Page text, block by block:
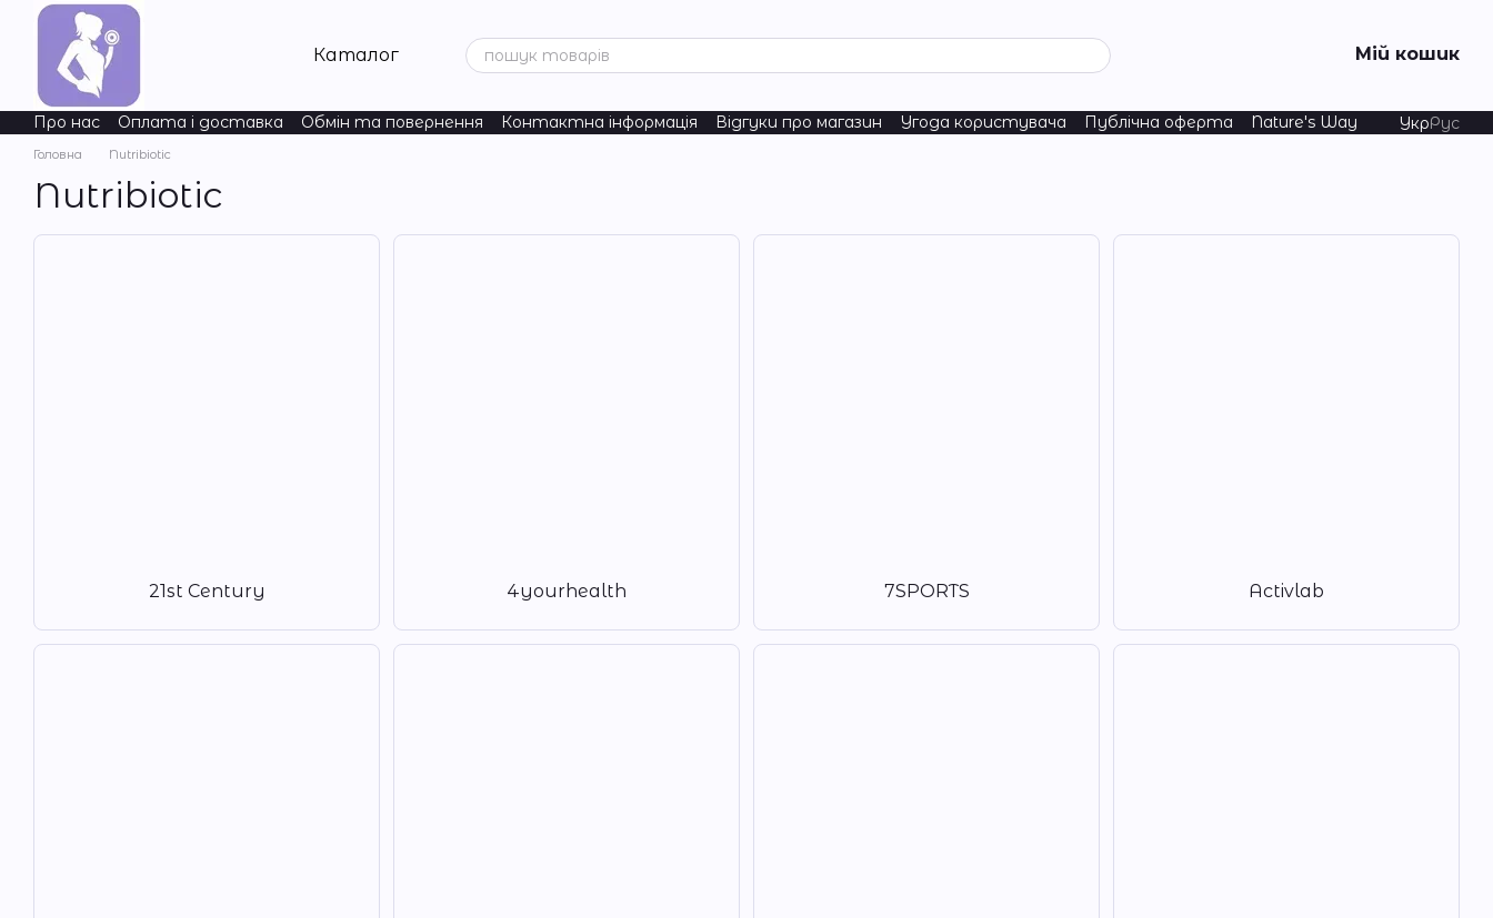
Перейти до основного контенту
Каталог Мій кошик
Про нас Оплата і доставка Обмін та повернення Контактна інформація Відгуки про магазин Угода користувача Публічна оферта
Nature's Way
ChildLife Essentials
УкрРус
Головна Nutribiotic
Nutribiotic
21st Century 4yourhealth 7SPORTS Activlab